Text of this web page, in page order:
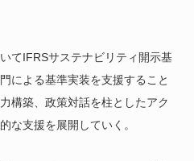
てIFRSサステナビリティ開示基
による基準実装を支援すること
構築、政策対話を柱としたアク
な支援を展開していく。